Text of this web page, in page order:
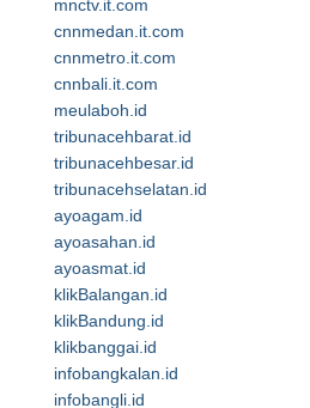
mnctv.it.com
cnnmedan.it.com
cnnmetro.it.com
cnnbali.it.com
meulaboh.id
tribunacehbarat.id
tribunacehbesar.id
tribunacehselatan.id
ayoagam.id
ayoasahan.id
ayoasmat.id
klikBalangan.id
klikBandung.id
klikbanggai.id
infobangkalan.id
infobangli.id